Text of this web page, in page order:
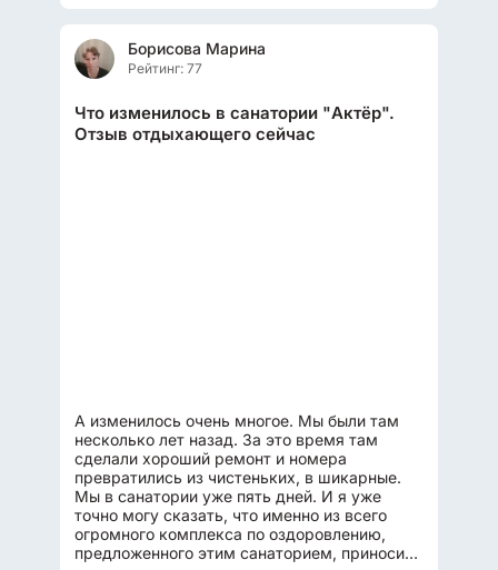
Борисова Марина
Рейтинг: 77
Что изменилось в санатории "Актёр".
Отзыв отдыхающего сейчас
А изменилось очень многое. Мы были там
несколько лет назад. За это время там
сделали хороший ремонт и номера
превратились из чистеньких, в шикарные.
Мы в санатории уже пять дней. И я уже
точно могу сказать, что именно из всего
огромного комплекса по оздоровлению,
предложенного этим санаторием, приносит